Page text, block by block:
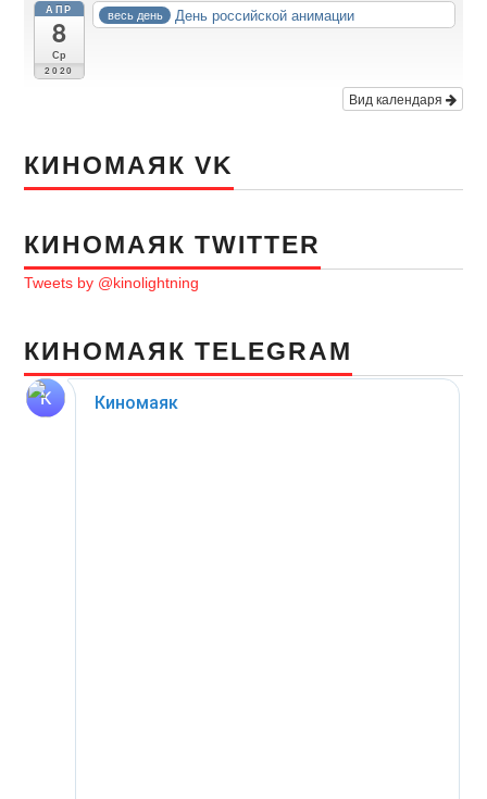
АПР
8
Ср
2020
весь день День российской анимации
Вид календаря
КИНОМАЯК VK
КИНОМАЯК TWITTER
Tweets by @kinolightning
КИНОМАЯК TELEGRAM